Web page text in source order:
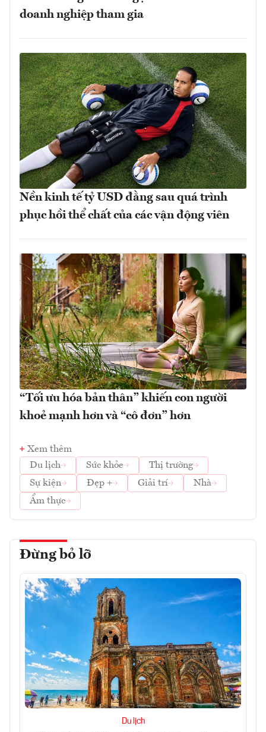
doanh nghiệp tham gia
Nền kinh tế tỷ USD đằng sau quá trình
phục hồi thể chất của các vận động viên
“Tối ưu hóa bản thân” khiến con người
khoẻ mạnh hơn và “cô đơn” hơn
Xem thêm
Du lịch
Sức khỏe
Thị trường
Sự kiện
Đẹp + Giải trí
Nhà
Ẩm thực
Đừng bỏ lỡ
Du lịch